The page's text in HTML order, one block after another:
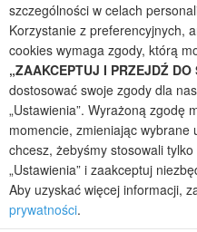
2026 © ARCHON+ Biuro Projektów
projekty domów - autorska
przez arch. Barbarę Mendel
Z uwagi na ciągłe doskonalenie
normą ISO 9001), prezentowane na
nieznacznie różnić się od
Informujemy, iż w celu optymalizacji
dostosowania ich do Państwa
informacji zapisanych za pomocą
końcowych użytkowników. Pliki
pomocą ustawień swojej
naszego serwisu internetowego, bez
internetowej oznacza, iż użytkownik
szczególności w celach
Korzystanie z preferencyjnych,
cookies wymaga zgody, którą
„ZAAKCEPTUJ I PRZEJDŹ DO
dostosować swoje zgody dla
„Ustawienia”. Wyrażoną zgodę
momencie, zmieniając wybrane
chcesz, żebyśmy stosowali
„Ustawienia” i zaakceptuj
Aby uzyskać więcej informacji,
prywatności.